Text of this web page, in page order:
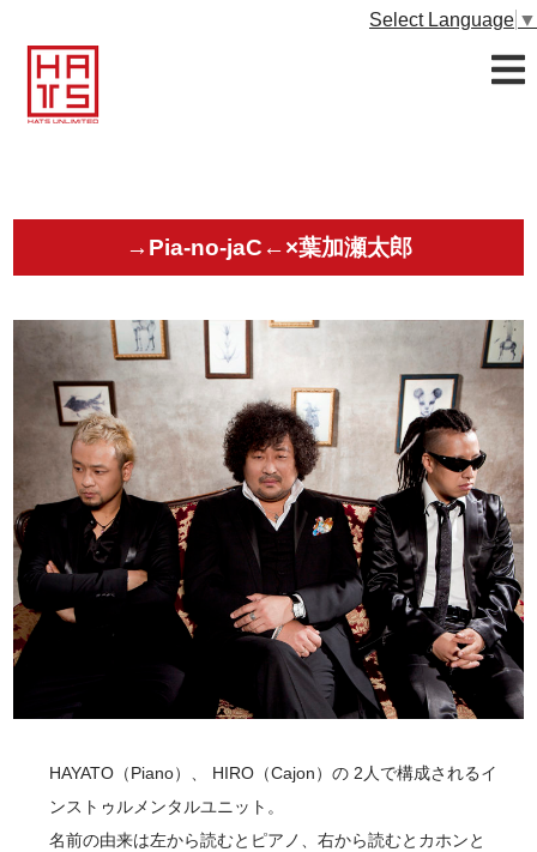
Select Language ▼
→Pia-no-jaC←×葉加瀬太郎
HAYATO（Piano）、 HIRO（Cajon）の 2人で構成されるイ
ンストゥルメンタルユニット。
名前の由来は左から読むとピアノ、右から読むとカホンと